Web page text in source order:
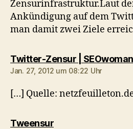
Zensurinfrastruktur.Laut
Ankündigung auf dem
man damit zwei Ziele
Twitter-Zensur | SEOwoman
Jan. 27, 2012 um 08:22 Uhr
[…] Quelle:
Tweensursagt: